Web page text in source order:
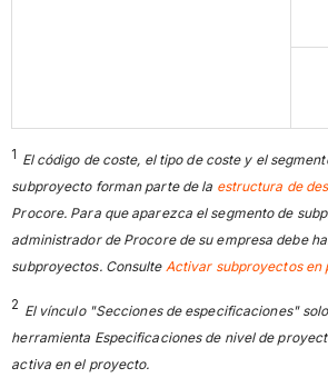
1 El código de coste, el tipo de coste y el
subproyecto forman parte de la estructura de
Procore. Para que aparezca el segmento de
administrador de Procore de su empresa debe
subproyectos. Consulte Activar subproyectos en
2 El vínculo "Secciones de especificaciones"
herramienta Especificaciones de nivel de
activa en el proyecto.